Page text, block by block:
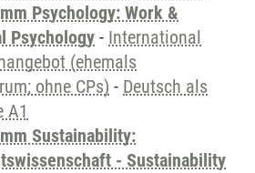
Psychology: Work &
Psychology - International
(ehemals
ohne CPs) - Deutsch als
A1
Sustainability:
- Sustainability